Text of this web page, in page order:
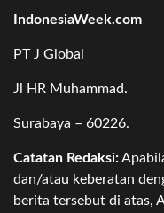
IndonesiaWeek.com
PT J Global
Jl HR Muhammad.
Surabaya – 60226.
Catatan Redaksi:
dan/atau keberatan
berita tersebut di atas,